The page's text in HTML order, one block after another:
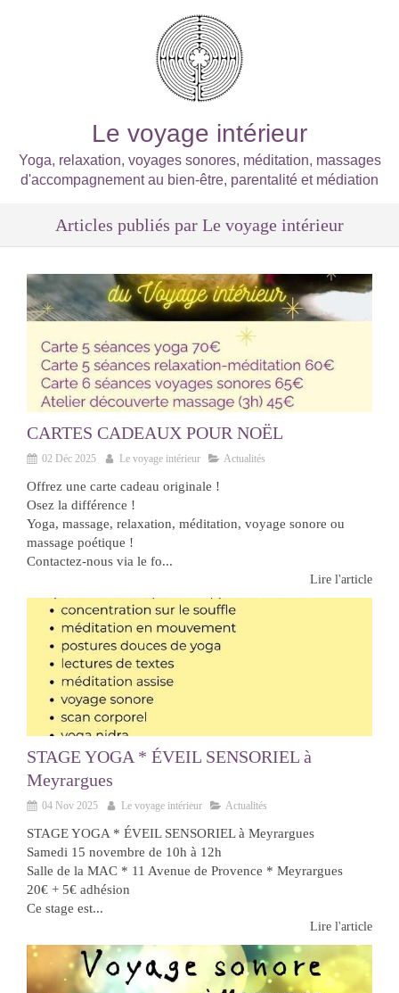
Le voyage intérieur
Yoga, relaxation, voyages sonores, méditation, massages
d'accompagnement au bien-être, parentalité et médiation
Articles publiés par Le voyage intérieur
CARTES CADEAUX POUR NOËL
02 Déc 2025 Le voyage intérieur Actualités
Offrez une carte cadeau originale !
Osez la différence !
Yoga, massage, relaxation, méditation, voyage sonore ou
massage poétique !
Contactez-nous via le fo...
Lire l'article
STAGE YOGA * ÉVEIL SENSORIEL à
Meyrargues
04 Nov 2025 Le voyage intérieur Actualités
STAGE YOGA * ÉVEIL SENSORIEL à Meyrargues
Samedi 15 novembre de 10h à 12h
Salle de la MAC * 11 Avenue de Provence * Meyrargues
20€ + 5€ adhésion
Ce stage est...
Lire l'article